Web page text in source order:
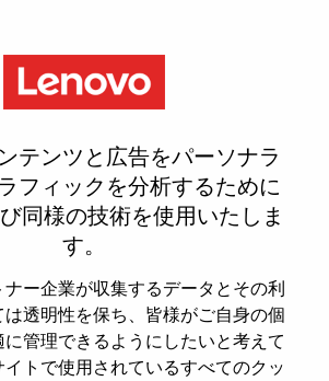
テンツと広告をパーソナラ
フィックを分析するために
同様の技術を使用いたしま
す。
ー企業が収集するデータとその利
は透明性を保ち、皆様がご自身の個
に管理できるようにしたいと考えて
トで使用されているすべてのクッ
ードをリセットします
address associated with your
"Continue".